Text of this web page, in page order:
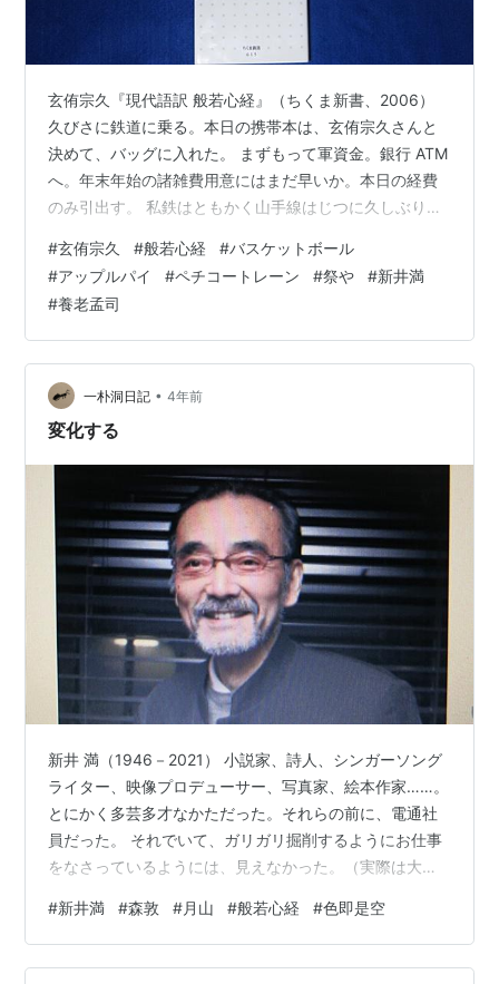
玄侑宗久『現代語訳 般若心経』（ちくま新書、2006）
久びさに鉄道に乗る。本日の携帯本は、玄侑宗久さんと
決めて、バッグに入れた。 まずもって軍資金。銀行 ATM
へ。年末年始の諸雑費用意にはまだ早いか。本日の経費
のみ引出す。 私鉄はともかく山手線はじつに久しぶり。
を想いうかべられるかいなかが、第一歩なのだな。新井
満さんが強調しておられた点と、まったく同じだ。 西日
暮里まではあっという間だ。窓外を少しは観ておくんだ
ったかと、かすかに後悔する。 母校は大工事中。正門前
に立つ。かつてはこゝを何百回となく出入りした。六十
年前から五十五年前にかけてだ。…
#玄侑宗久 #般若心経 #バスケットボール
#アップルパイ #ペチコートレーン #祭や #新井満
#養老孟司
一朴洞日記 • 4年前
変化する
新井 満（1946－2021） 小説家、詩人、シンガーソング
ライター、映像プロデューサー、写真家、絵本作家……。
とにかく多芸多才なかただった。それらの前に、電通社
員だった。 それでいて、ガリガリ掘削するようにお仕事
をなさっているようには、見えなかった。（実際は大車
った。 小説家としてデビューしたころ、電通社員として
「環境ビデオ」の企画を提出して、ボツになったなんぞ
と、おっしゃっておられた。そんなもの、まだ世の中の
#新井満 #森敦 #月山 #般若心経 #色即是空